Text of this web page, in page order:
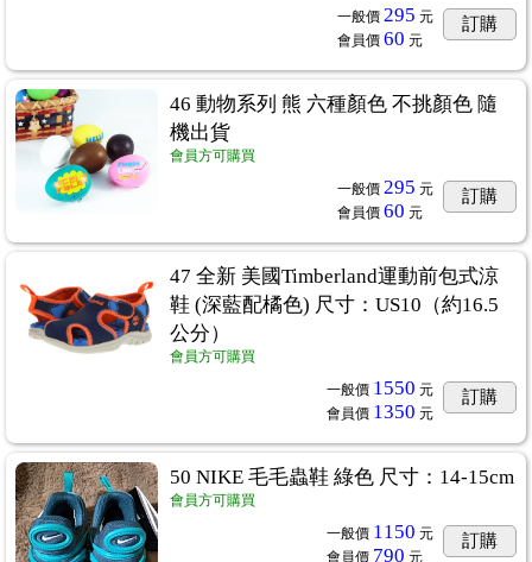
一般價 295 元
會員價 60 元
訂購
46 動物系列 熊 六種顏色 不挑顏色 隨
機出貨
會員方可購買
一般價 295 元
會員價 60 元
訂購
47 全新 美國Timberland運動前包式涼
鞋 (深藍配橘色) 尺寸：US10（約16.5
公分）
會員方可購買
一般價 1550 元
會員價 1350 元
訂購
50 NIKE 毛毛蟲鞋 綠色 尺寸：14-15cm
會員方可購買
一般價 1150 元
會員價 790 元
訂購